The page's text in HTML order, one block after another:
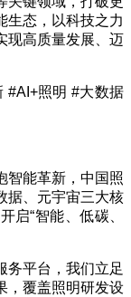
生态，以科技之力
现高质量发展、迈
#AI+照明 #大数据
智能革新，中国照
据、元宇宙三大核
启“智能、低碳、
务平台，我们立足
，覆盖照明研发设